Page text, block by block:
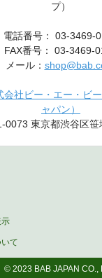
プ）
電話番号： 03-3469-
FAX番号： 03-3469-
メール：
会社ビー・エー・ビ
ャパン）
0073 東京都渋谷区
て
© 2023 BAB JAPAN CO.,